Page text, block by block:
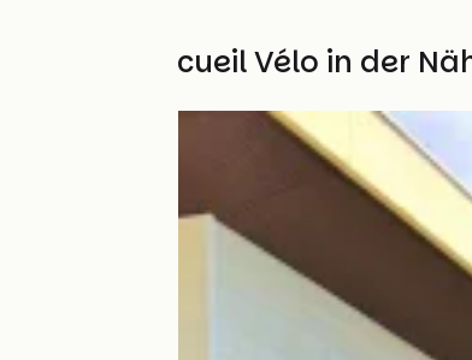
Weitere Accueil Vélo in der